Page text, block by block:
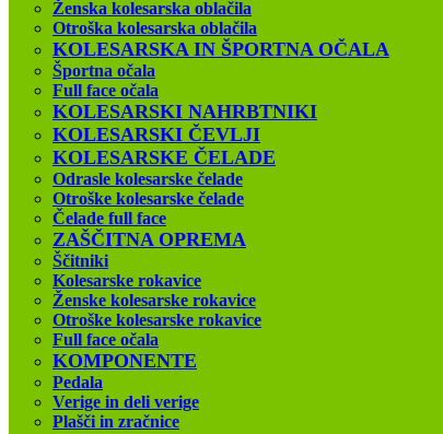
Ženska kolesarska oblačila
Otroška kolesarska oblačila
KOLESARSKA IN ŠPORTNA OČALA
Športna očala
Full face očala
KOLESARSKI NAHRBTNIKI
KOLESARSKI ČEVLJI
KOLESARSKE ČELADE
Odrasle kolesarske čelade
Otroške kolesarske čelade
Čelade full face
ZAŠČITNA OPREMA
Ščitniki
Kolesarske rokavice
Ženske kolesarske rokavice
Otroške kolesarske rokavice
Full face očala
KOMPONENTE
Pedala
Verige in deli verige
Plašči in zračnice